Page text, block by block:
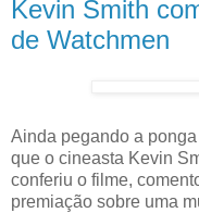
Kevin Smith
de Watchmen
Ainda pegando a
que o cineasta Kevin
conferiu o filme,
premiação sobre uma